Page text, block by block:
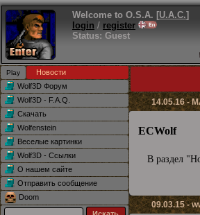
Welcome to O.S.A. [U.A.C.]
login / register
Status: Guest
Новости
Wolf3D Форум
Wolf3D - F.A.Q.
Скачать
Wolfenstein
Веселые картинки
Wolf3D - Ссылки
О нашем сайте
Отправить сообщение
Doom
14.05.16 -
ECWolf
В раздел
09.03.15 -